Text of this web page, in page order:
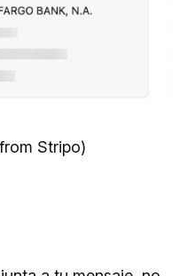
Stripo)